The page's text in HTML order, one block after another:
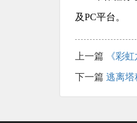
及PC平台。
上一篇 《彩
下一篇 逃离塔